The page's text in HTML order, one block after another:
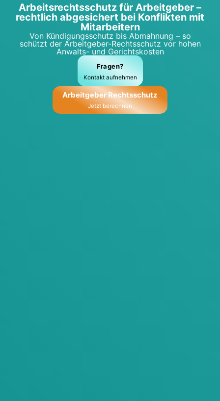
Arbeits­rechts­schutz für Arbeit­ge­ber –
recht­lich abge­si­chert bei Kon­flik­ten mit
Mit­ar­bei­tern
Von Kün­di­gungs­schutz bis Abmah­nung – so
schützt der Arbeit­ge­ber-Rechts­schutz vor hohen
Anwalts- und Gerichts­kos­ten
Fra­gen?
Kon­takt auf­neh­men
Arbeit­ge­ber Rechts­schutz
Jetzt berech­nen